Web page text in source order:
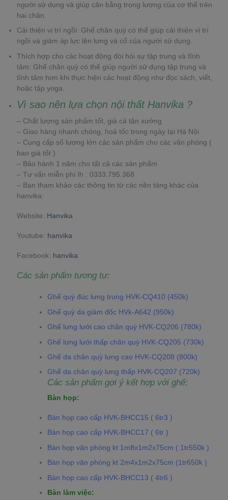
người sử dụng và giúp cân bằng trọng lượng của cơ thể trên
hai chân.
Cải thiện vị trí ngồi: Ghế chân quỳ có thể giúp cải thiện vị trí
ngồi và giảm áp lực lên lưng và cổ của người sử dụng.
Thích hợp cho các hoạt động đòi hỏi sự tập trung và tĩnh
tâm: Ghế chân quỳ có thể giúp người sử dụng tập trung và
tĩnh tâm hơn khi thực hiện các hoạt động như đọc sách, viết,
hoặc tập yoga.
Vì sao nên lựa chọn nội thất Hanvika ?
– Chất lượng sản phẩm tốt, giá cả tận xưởng
– Giao hàng nhanh chóng, hoả tốc trong ngày tại Hà Nội
– Cung cấp số lượng lớn các sản phẩm cho các văn phòng (
bao giá tốt )
– Bảo hành 1 năm cho tất cả các sản phẩm
– Tư vấn miễn phí lh : 0333.795.368
– Bạn tham khảo các thông tin từ các nền tảng khác của
hanvika:
Website: Hanvika
Youtube: hanvika
Facebook: hanvika
Các sản phẩm tương tự:
Ghế quỳ đúc lưng trung HVK-CQ410 (450k)
Ghế quỳ da giám đốc HVk-A642 (950k)
Ghế lưng lưới cao chân quỳ HVK-CQ206 (780k)
Ghế lưng lưới thấp chân quỳ HVK-CQ205 (730k)
Ghế da chân quỳ lưng cao HVK-CQ208 (800k)
Ghế da chân quỳ lưng thấp HVK-CQ207 (720k)
Các sản phẩm gợi ý kết hợp với ghế:
Bàn họp:
Bàn họp cao cấp HVK-BHCC15 ( 6tr3 )
Bàn họp cao cấp HVK-BHCC17 ( 6tr )
Bàn họp văn phòng kt 1m8x1m2x75cm ( 1tr550k )
Bàn họp văn phòng kt 2m4x1m2x75cm (1tr650k )
Bàn họp cao cấp HVK-BHCC13 ( 4tr6 )
Bàn làm việc: